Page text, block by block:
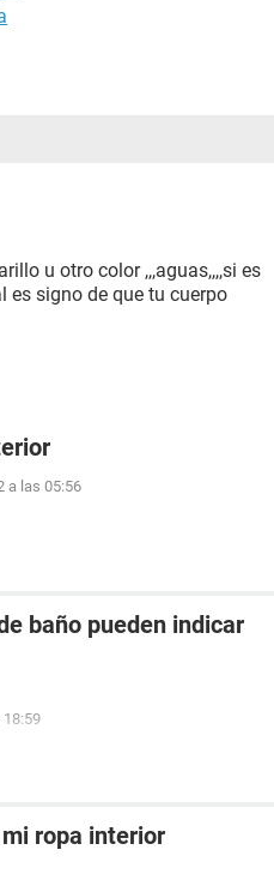
u otro color ,,,aguas,,,,si es
es signo de que tu cuerpo
a las 05:56
baño pueden indicar
18:59
ropa interior